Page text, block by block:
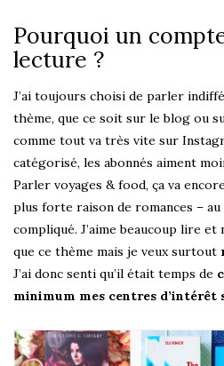
Pourquoi un
lecture ?
J’ai toujours choisi de parler
thème, que ce soit sur le blog ou
comme tout va très vite sur
catégorisé, les abonnés aiment
Parler voyages & food, ça va
plus forte raison de romances – au
compliqué. J’aime beaucoup lire et
que ce thème mais je veux surtout
J’ai donc senti qu’il était temps de
minimum mes centres d’intérêt